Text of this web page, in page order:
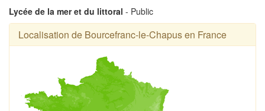
Lycée de la mer et du littoral - Public
Localisation de Bourcefranc-le-Chapus en France